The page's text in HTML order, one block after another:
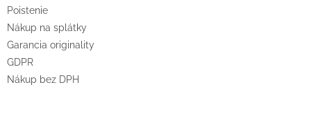
Poistenie
Nákup na splátky
Garancia originality
GDPR
Nákup bez DPH